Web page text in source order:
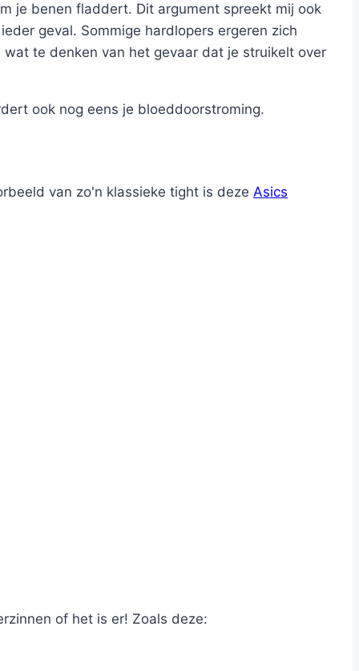
je benen fladdert. Dit argument spreekt mij ook
geval. Sommige hardlopers ergeren zich
te denken van het gevaar dat je struikelt over
ook nog eens je bloeddoorstroming.
van zo'n klassieke tight is deze Asics
of het is er! Zoals deze: